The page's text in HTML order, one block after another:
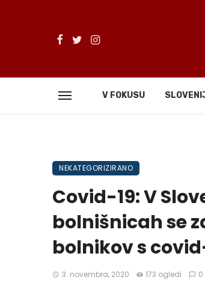
V FOKUSU
NEKATEGORIZIRANO
Covid-19: V
bolnišnicah se
bolnikov s
3. novembra, 2020 173 ogledi 0